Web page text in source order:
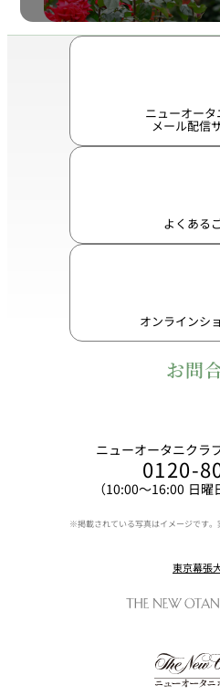
ニューオー
メール配信
よくある
オンラインシ
お問
ニューオータニクラ
0120-
（10:00〜16:00 日曜
※掲載されている写真はイメージです。
東京幕張